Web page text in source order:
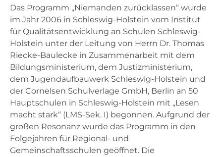
Material
Das Programm „Niemanden zurücklassen“ wurde
im Jahr 2006 in Schleswig-Holstein vom Institut
für Qualitätsentwicklung an Schulen Schleswig-
Holstein unter der Leitung von Herrn Dr. Thomas
Riecke-Baulecke in Zusammenarbeit mit dem
Bildungsministerium, dem Justizministerium,
dem Jugendaufbauwerk Schleswig-Holstein und
der Cornelsen Schulverlage GmbH, Berlin an 50
Hauptschulen in Schleswig-Holstein mit „Lesen
macht stark“ (LMS-Sek. I) begonnen. Aufgrund der
großen Resonanz wurde das Programm in den
Folgejahren für Regional- und
Gemeinschaftsschulen geöffnet. Die